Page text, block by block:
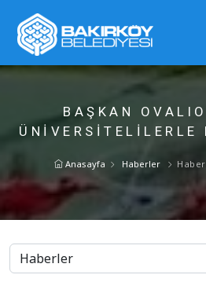
BAŞKAN
ÜNİVERSİTELİLERLE
Anasayfa Haberler